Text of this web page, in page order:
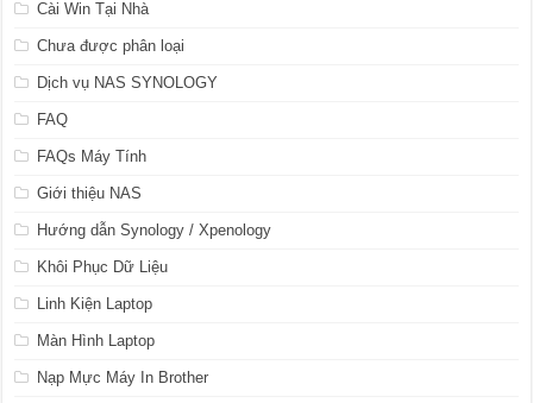
Cài Win Tại Nhà
Chưa được phân loại
Dịch vụ NAS SYNOLOGY
FAQ
FAQs Máy Tính
Giới thiệu NAS
Hướng dẫn Synology / Xpenology
Khôi Phục Dữ Liệu
Linh Kiện Laptop
Màn Hình Laptop
Nạp Mực Máy In Brother